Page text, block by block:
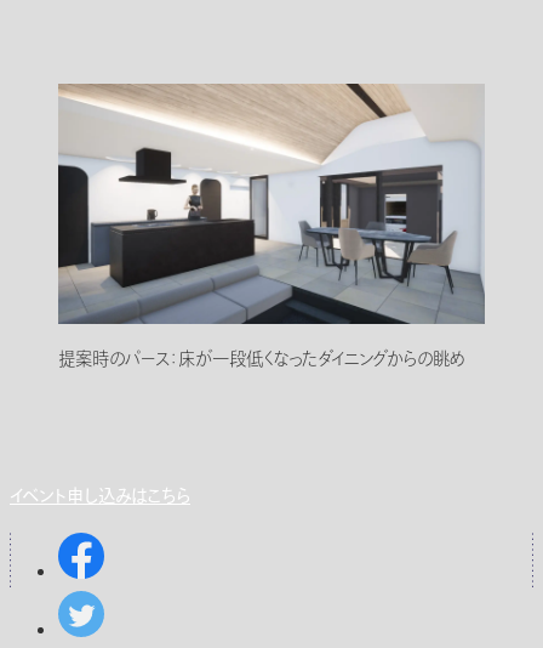
提案時のパース：床が一段低くなったダイニングからの眺め
イベント申し込みはこちら